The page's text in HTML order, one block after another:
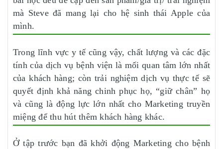
mà Steve đã mang lại cho hệ sinh thái Apple của
mình.
Trong lĩnh vực y tế cũng vậy, chất lượng và các đặc
tính của dịch vụ bệnh viện là mối quan tâm lớn nhất
của khách hàng; còn trải nghiệm dịch vụ thực tế sẽ
quyết định khả năng chinh phục họ, “giữ chân” họ
và cũng là động lực lớn nhất cho Marketing truyền
miệng để thu hút thêm khách hàng khác.
Ở tập trước bạn đã khởi động Marketing cho bệnh